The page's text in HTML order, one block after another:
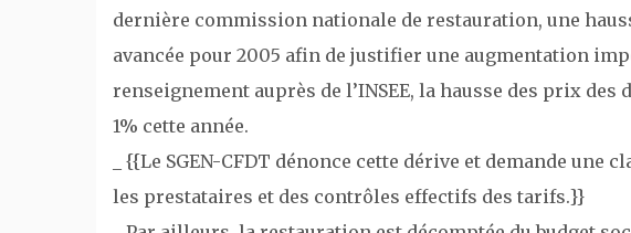
dernière commission nationale de restauration, une
avancée pour 2005 afin de justifier une augmentation
renseignement auprès de l’INSEE, la hausse des prix
1% cette année.
_ {{Le SGEN-CFDT dénonce cette dérive et demande une
les prestataires et des contrôles effectifs des tarifs.}}